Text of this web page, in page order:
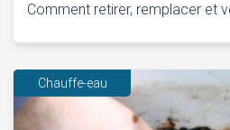
Comment retirer, remplacer et
Chauffe-eau